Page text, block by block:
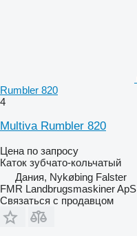
Rumbler 820
4
Multiva Rumbler 820
Цена по запросу
Каток зубчато-кольчатый
Дания, Nykøbing Falster
FMR Landbrugsmaskiner ApS
Связаться с продавцом